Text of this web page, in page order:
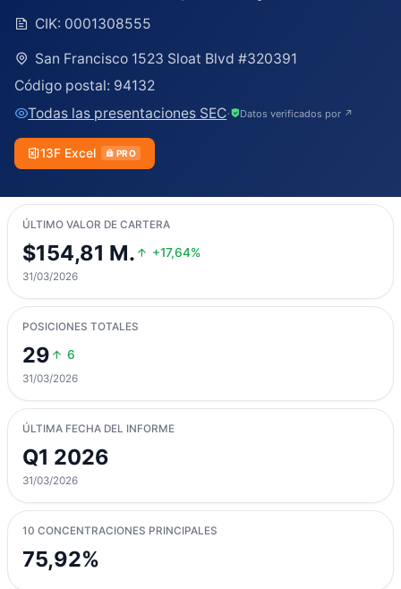
CIK: 0001308555
San Francisco 1523 Sloat Blvd #320391
Código postal: 94132
Todas las presentaciones SEC· Datos verificados por ↗
13F Excel PRO
ÚLTIMO VALOR DE CARTERA
$154,81 M. +17,64%
31/03/2026
POSICIONES TOTALES
29 6
31/03/2026
ÚLTIMA FECHA DEL INFORME
Q1 2026
31/03/2026
10 CONCENTRACIONES PRINCIPALES
75,92%